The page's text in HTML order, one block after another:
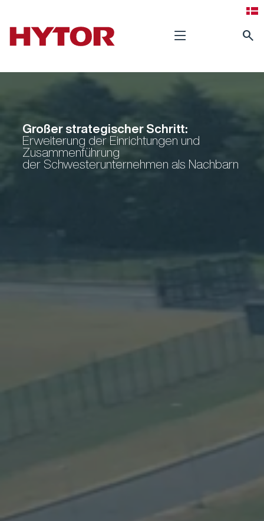
search
Großer strategischer Schritt:
Erweiterung der Einrichtungen und
Zusammenführung
der Schwesterunternehmen als Nachbarn